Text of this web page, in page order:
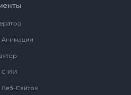
Анимации
С ИИ
Веб-Сайтов